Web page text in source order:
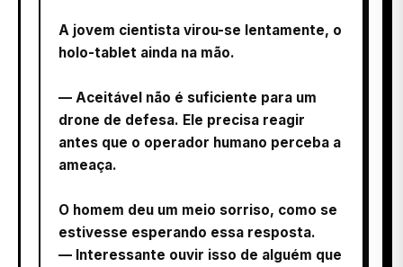
A jovem cientista virou-se lentamente, o
holo-tablet ainda na mão.
— Aceitável não é suficiente para um
drone de defesa. Ele precisa reagir
antes que o operador humano perceba a
ameaça.
O homem deu um meio sorriso, como se
estivesse esperando essa resposta.
— Interessante ouvir isso de alguém que